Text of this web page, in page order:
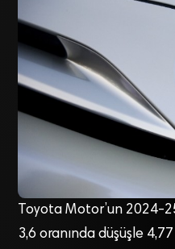
Toyota Motor’un 2024-
3,6 oranında düşüşle